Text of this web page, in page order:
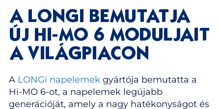
A LONGI BEMUTATJA
ÚJ HI-MO 6 MODULJAIT
A VILÁGPIACON
A LONGi napelemekgyártója bemutatta a
Hi-MO 6-ot, a napelemek legújabb
generációját, amely a nagy hatékonyságot és